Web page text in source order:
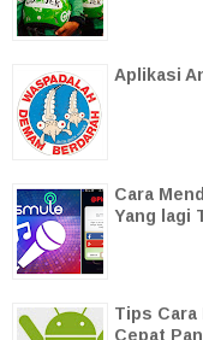
Aplikasi
Cara
Yang lagi
Tips Cara
Cepat